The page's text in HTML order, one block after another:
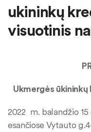
ukininkų
visuotinis
Ukmergės
2022 m. balandžio 15
esančiose Vytauto